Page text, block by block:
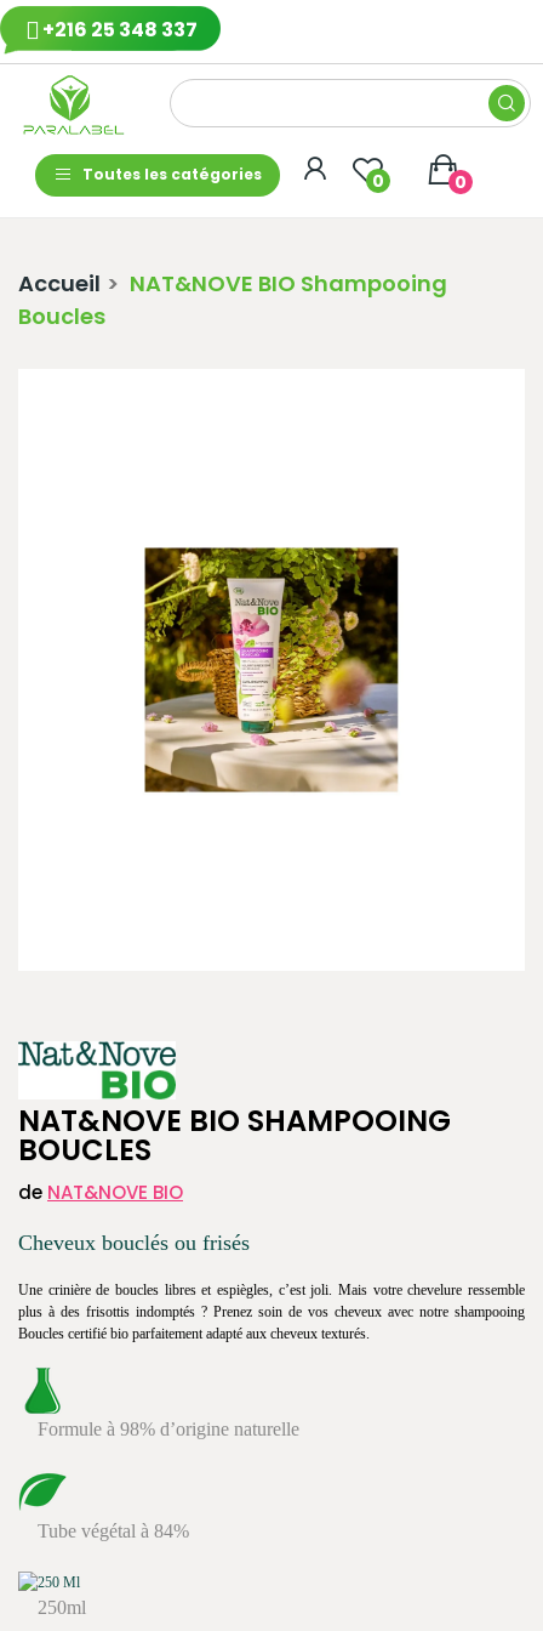
+216 25 348 337
Toutes les catégories 0 0
Accueil
NAT&NOVE BIO Shampooing
Boucles
NAT&NOVE BIO SHAMPOOING
BOUCLES
de NAT&NOVE BIO
Cheveux bouclés ou frisés
Une crinière de boucles libres et espiègles, c’est joli. Mais votre chevelure ressemble
plus à des frisottis indomptés ? Prenez soin de vos cheveux avec notre shampooing
Boucles certifié bio parfaitement adapté aux cheveux texturés.
Formule à 98% d’origine naturelle
Tube végétal à 84%
250ml